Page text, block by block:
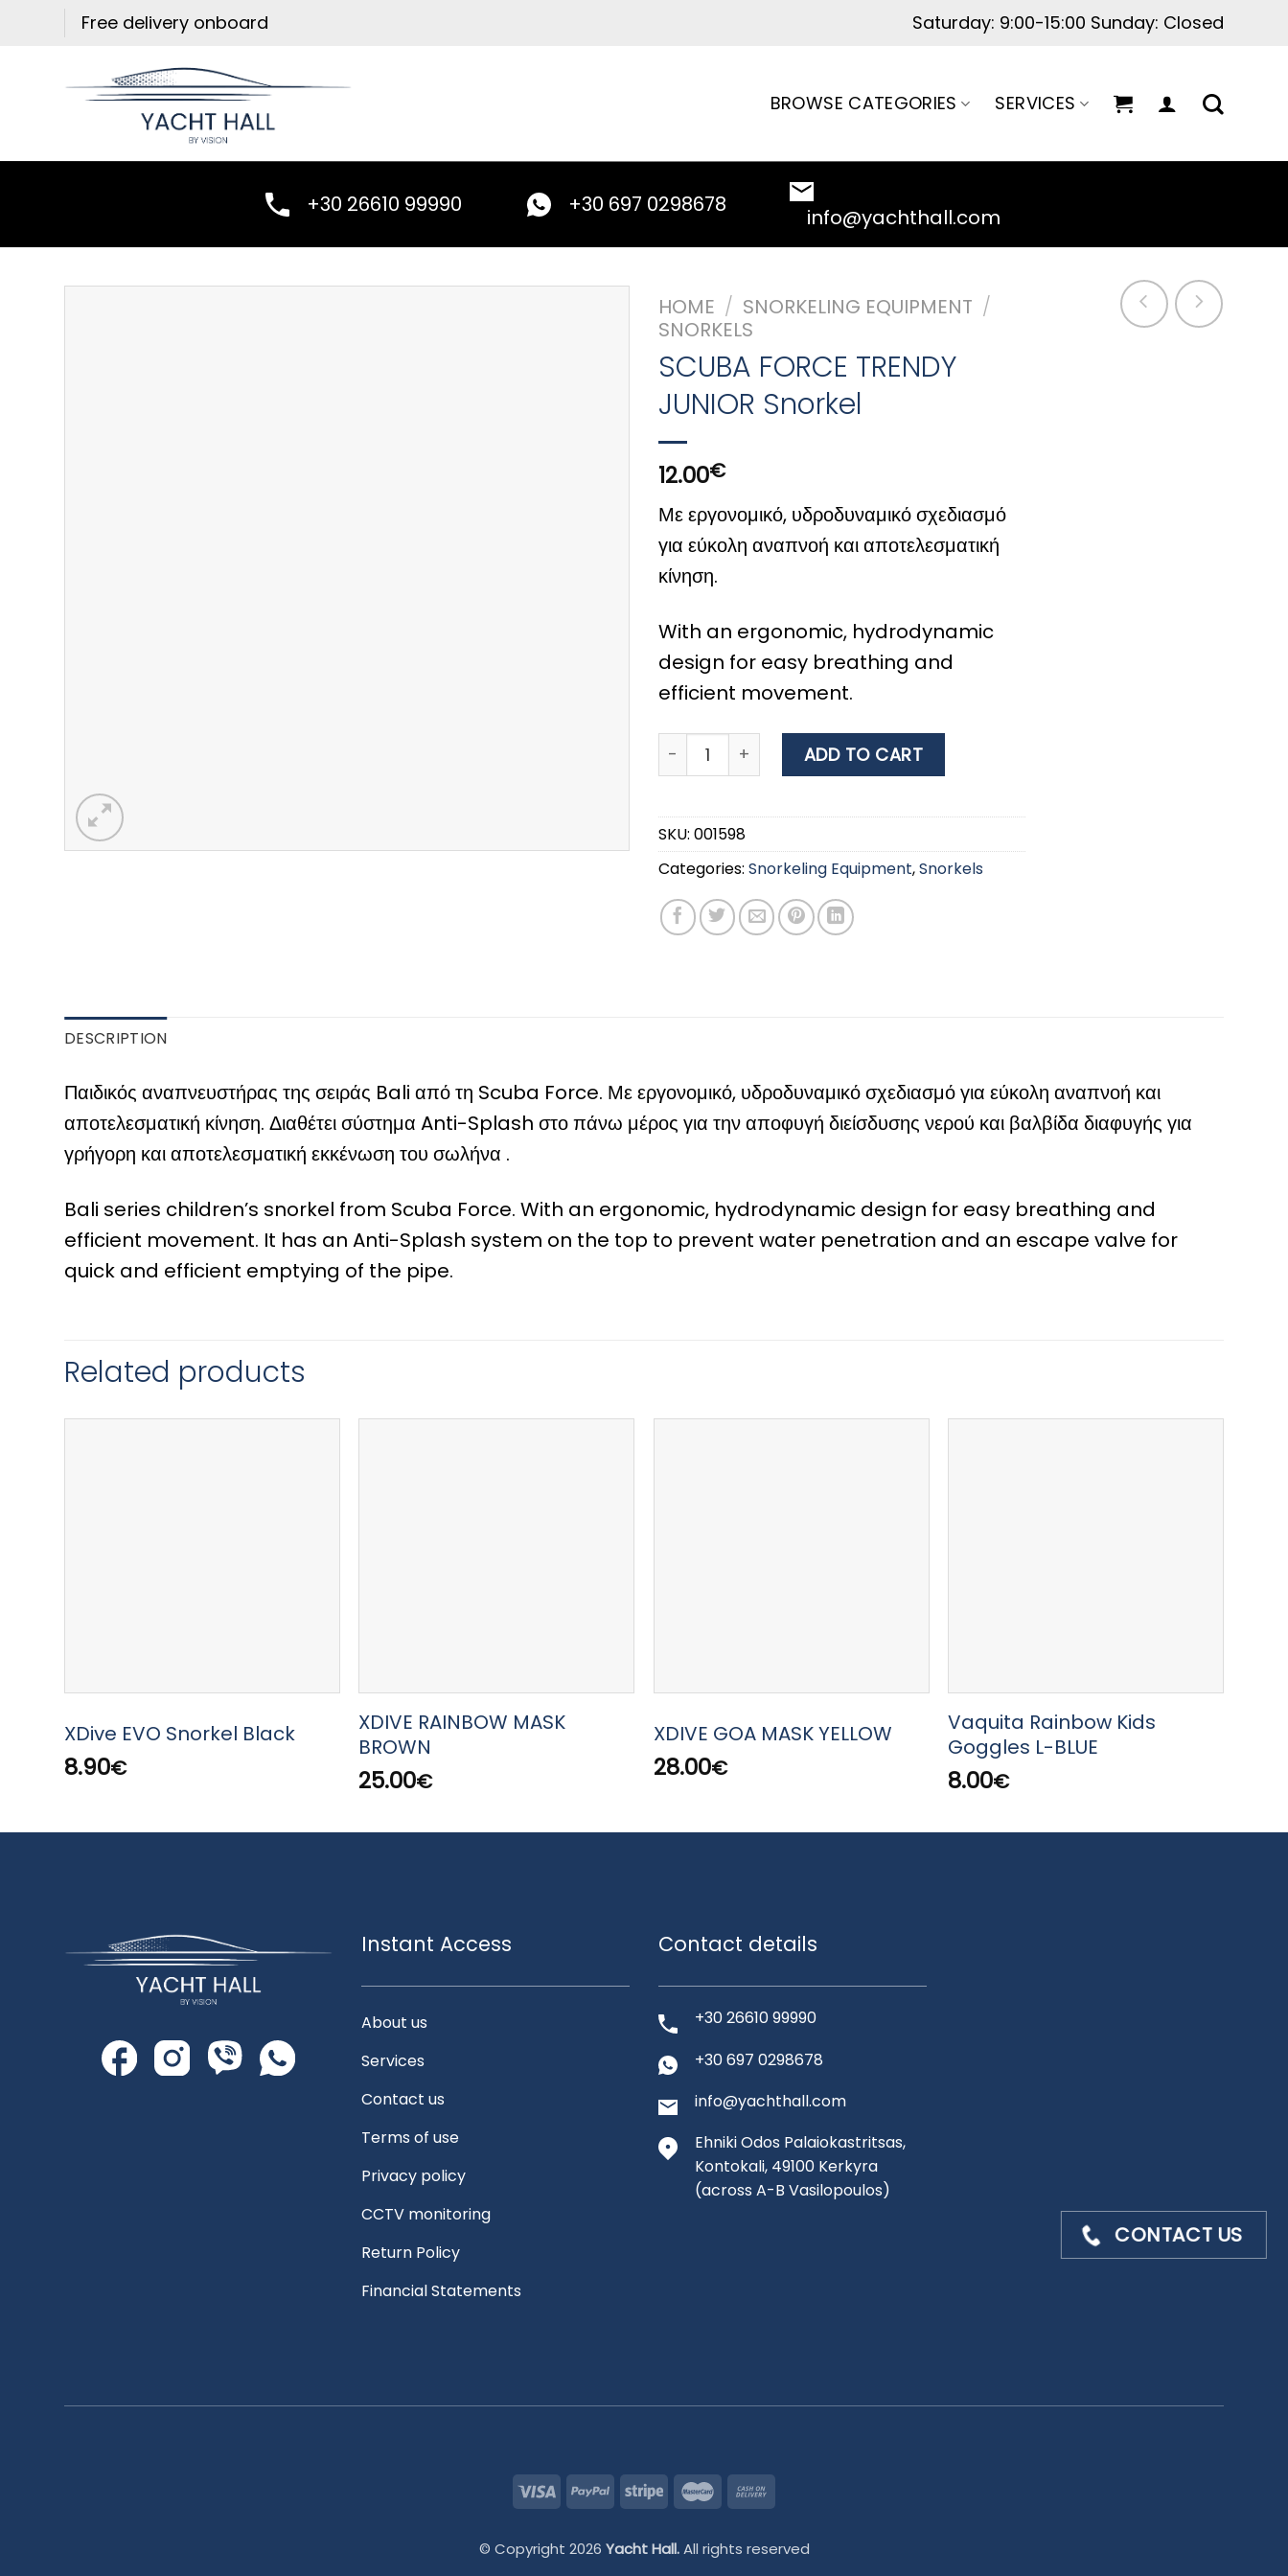
Free delivery onboard
BROWSE CATEGORIES SERVICES
+30 26610 99990 +30 697 0298678 info@yachthall.com
HOME / SNORKELING EQUIPMENT /
SNORKELS
SCUBA FORCE TRENDY
JUNIOR Snorkel
12.00€
Με εργονομικό, υδροδυναμικό σχεδιασμό
για εύκολη αναπνοή και αποτελεσματική
κίνηση.
With an ergonomic, hydrodynamic
design for easy breathing and
efficient movement.
SCUBA FORCE TRENDY JUNIOR Snorkel quantity
ADD TO CART
SKU: 001598
Categories: Snorkeling Equipment,Snorkels
DESCRIPTION
Παιδικός αναπνευστήρας της σειράς Bali από τη Scuba Force. Με εργονομικό, υδροδυναμικό σχεδιασμό για εύκολη αναπνοή και
αποτελεσματική κίνηση. Διαθέτει σύστημα Anti-Splash στο πάνω μέρος για την αποφυγή διείσδυσης νερού και βαλβίδα διαφυγής για
γρήγορη και αποτελεσματική εκκένωση του σωλήνα .
Bali series children’s snorkel from Scuba Force. With an ergonomic, hydrodynamic design for easy breathing and
efficient movement. It has an Anti-Splash system on the top to prevent water penetration and an escape valve for
quick and efficient emptying of the pipe.
Related products
XDive EVO Snorkel Black
8.90€
XDIVE RAINBOW MASK
BROWN
25.00€
XDIVE GOA MASK YELLOW
28.00€
Vaquita Rainbow Kids
Goggles L-BLUE
8.00€
Instant Access
About us
Services
Contact us
Terms of use
Privacy policy
CCTV monitoring
Return Policy
Financial Statements
Contact details
+30 26610 99990
+30 697 0298678
info@yachthall.com
Ehniki Odos Palaiokastritsas,
Kontokali, 49100 Kerkyra
(across A-B Vasilopoulos)
© Copyright 2026 Yacht Hall.All rights reserved
CONTACT US